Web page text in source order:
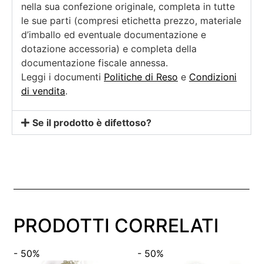
nella sua confezione originale, completa in tutte
le sue parti (compresi etichetta prezzo, materiale
d’imballo ed eventuale documentazione e
dotazione accessoria) e completa della
documentazione fiscale annessa.
Leggi i documenti Politiche di Reso e Condizioni
di vendita.
Se il prodotto è difettoso?
PRODOTTI CORRELATI
- 50% - 50%